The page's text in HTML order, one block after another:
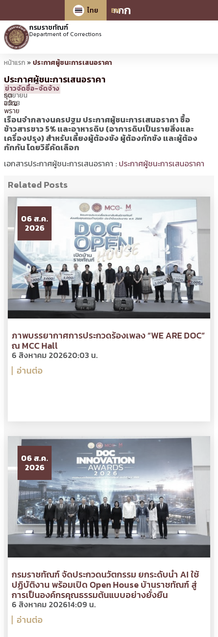
กกก
ไทย
EN
กรมราชทัณฑ์
Department of Corrections
หน้าแรก » ประกาศผู้ชนะการเสนอราคา
ประกาศผู้ชนะการเสนอราคา
22
กันยายน
2023
17:29 น.
โดย
นิ
รุต
ขวัญ
พราย
ข่าวจัดซื้อ-จัดจ้าง
เรือนจำกลางนครปฐม ประกาศผู้ชนะการเสนอราคา ซื้อ
ข้าวสารขาว 5% และอาหารดิบ (อาการดิบเป็นรายสิ่งและ
เครื่องปรุง) สำหรับเลี้ยงผู้ต้องขัง ผู้ต้องกักขัง และผู้ต้อง
กักกัน โดยวิธีคัดเลือก
เอกสารประกาศผู้ชนะการเสนอราคา : ประกาศผู้ชนะการเสนอราคา
Related Posts
06 ส.ค.
2026
ภาพบรรยากาศการประกวดร้องเพลง “WE ARE DOC”
ณ MCC Hall
6 สิงหาคม 202620:03 น.
อ่านต่อ
06 ส.ค.
2026
กรมราชทัณฑ์ จัดประกวดนวัตกรรม ยกระดับนำ AI ใช้
ปฏิบัติงาน พร้อมเปิด Open House บ้านราชทัณฑ์ สู่
การเป็นองค์กรคุณธรรมต้นแบบอย่างยั่งยืน
6 สิงหาคม 202614:09 น.
อ่านต่อ